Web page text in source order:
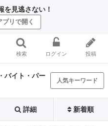
を見逃さない！
プリで開く
検索 ログイン 投稿
バイト・パー
人気キーワード
詳細 新着順